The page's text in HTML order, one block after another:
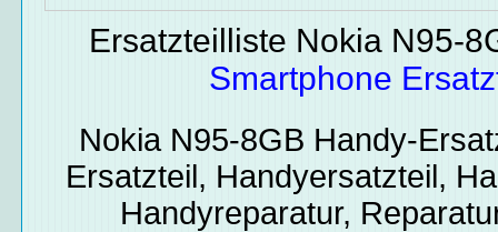
Ersatzteilliste Nokia N95-
Smartphone
Nokia N95-8GB Handy-
Ersatzteil, Handyersatzteil,
Handyreparatur,